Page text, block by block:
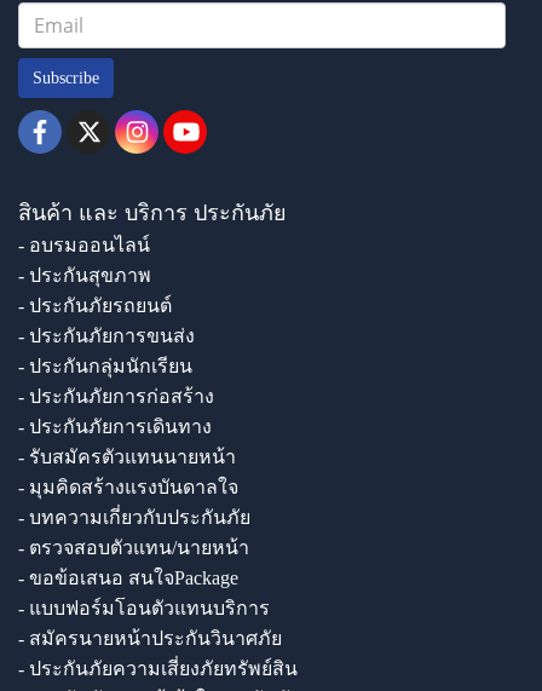
Subscribe
สินค้า และ บริการ ประกันภัย
- อบรมออนไลน์
- ประกันสุขภาพ
- ประกันภัยรถยนต์
- ประกันภัยการขนส่ง
- ประกันกลุ่มนักเรียน
- ประกันภัยการก่อสร้าง
- ประกันภัยการเดินทาง
- รับสมัครตัวแทนนายหน้า
- มุมคิดสร้างแรงบันดาลใจ
- บทความเกี่ยวกับประกันภัย
- ตรวจสอบตัวแทน/นายหน้า
- ขอข้อเสนอ สนใจPackage
- แบบฟอร์มโอนตัวแทนบริการ
- สมัครนายหน้าประกันวินาศภัย
- ประกันภัยความเสี่ยงภัยทรัพย์สิน